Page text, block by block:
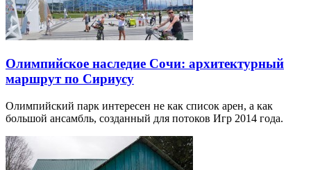
Олимпийское наследие Сочи: архитектурный
маршрут по Сириусу
Олимпийский парк интересен не как список арен, а как
большой ансамбль, созданный для потоков Игр 2014 года.